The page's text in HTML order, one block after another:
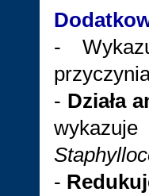
-
- Działa
-